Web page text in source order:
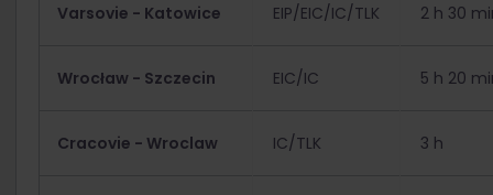
Varsovie - Katowice EIP/EIC/IC/TLK 2 h 30
Wrocław - Szczecin EIC/IC 5 h 20
Cracovie - Wroclaw IC/TLK 3 h